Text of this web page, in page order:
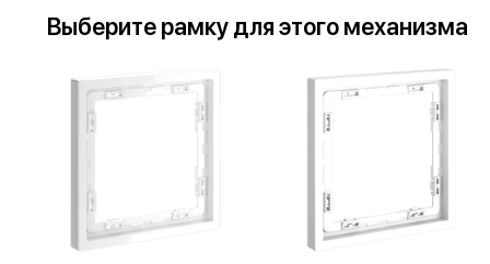
Выберитерамку дляэтого механизма